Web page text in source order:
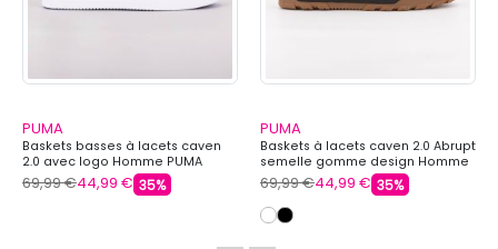
PUMA
Baskets basses à lacets caven
2.0 avec logo Homme PUMA
69,99 €44,99 € 35%
PUMA
Baskets à lacets caven 2.0 Abrupt
semelle gomme design Homme
PUMA
69,99 €44,99 € 35%